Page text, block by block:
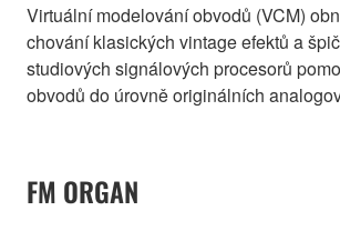
Virtuální modelování obvodů (VCM)
chování klasických vintage efektů a
studiových signálových procesorů
obvodů do úrovně originálních
FM ORGAN